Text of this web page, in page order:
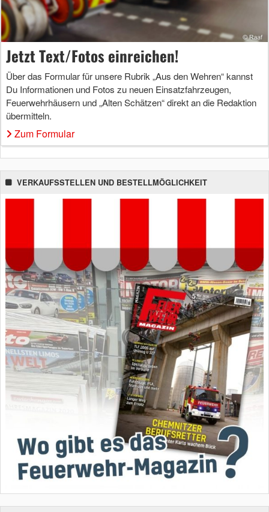
Jetzt Text/Fotos einreichen!
Über das Formular für unsere Rubrik „Aus den Wehren“ kannst
Du Informationen und Fotos zu neuen Einsatzfahrzeugen,
Feuerwehrhäusern und „Alten Schätzen“ direkt an die Redaktion
übermitteln.
Zum Formular
VERKAUFSSTELLEN UND BESTELLMÖGLICHKEIT